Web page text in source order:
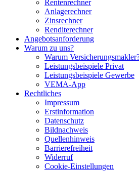
Rentenrechner
Anlagerechner
Zinsrechner
Renditerechner
Angebotsanforderung
Warum zu uns?
Warum
Leistungsbeispiele Privat
Leistungsbeispiele Gewerbe
VEMA-App
Rechtliches
Impressum
Erstinformation
Datenschutz
Bildnachweis
Quellenhinweis
Barrierefreiheit
Widerruf
Cookie-Einstellungen